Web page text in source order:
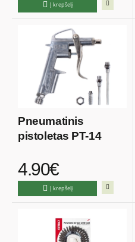
Į krepšelį
Pneumatinis
pistoletas PT-14
4.90€
Į krepšelį